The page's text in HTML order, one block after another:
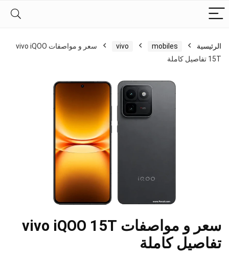
الرئيسية mobiles
vivo
سعر و مواصفات vivo iQOO
15T تفاصيل كاملة
سعر و مواصفات vivo iQOO 15T
تفاصيل كاملة